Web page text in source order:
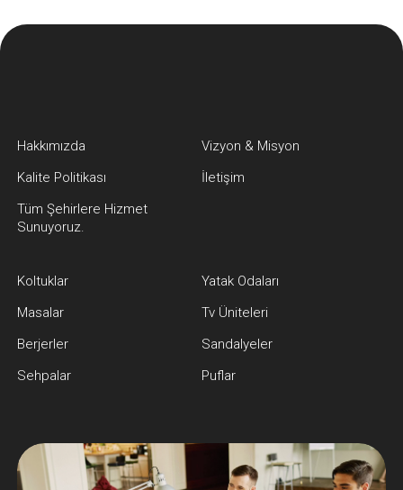
Hakkımızda
Vizyon & Misyon
Kalite Politikası
İletişim
Tüm Şehirlere Hizmet
Sunuyoruz.
Koltuklar
Yatak Odaları
Masalar
Tv Üniteleri
Berjerler
Sandalyeler
Sehpalar
Puflar